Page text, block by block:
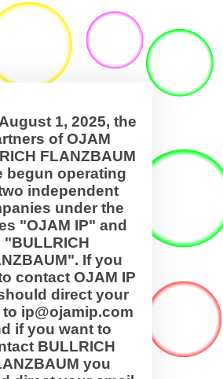
1, 2025, the
of OJAM
FLANZBAUM
begun operating
independent
under the
"OJAM IP" and
"BULLRICH
If you
contact OJAM IP
direct your
to ip@ojamip.com
if you want to
BULLRICH
you